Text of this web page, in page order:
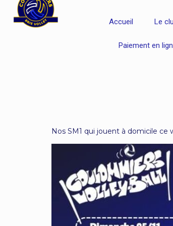
Accueil Le
Paiement en
Nos SM1 qui jouent à domicile ce